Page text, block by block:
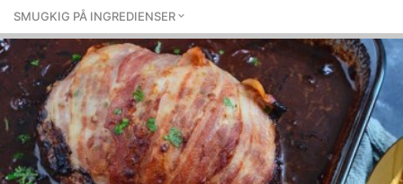
SMUGKIG PÅ INGREDIENSER